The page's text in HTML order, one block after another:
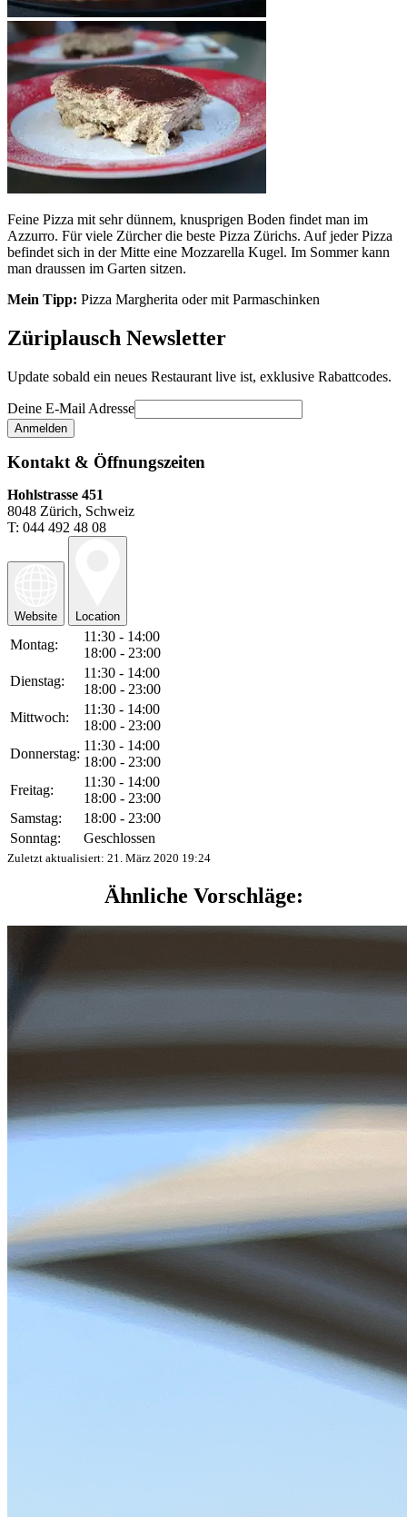
Feine Pizza mit sehr dünnem, knusprigen Boden findet man im
Azzurro. Für viele Zürcher die beste Pizza Zürichs. Auf jeder Pizza
befindet sich in der Mitte eine Mozzarella Kugel. Im Sommer kann
man draussen im Garten sitzen.
Mein Tipp: Pizza Margherita oder mit Parmaschinken
Züriplausch Newsletter
Update sobald ein neues Restaurant live ist, exklusive Rabattcodes.
Deine E-Mail Adresse
Kontakt & Öffnungszeiten
Hohlstrasse 451
8048 Zürich, Schweiz
T: 044 492 48 08
Website Location
Montag:
11:30 - 14:00
18:00 - 23:00
Dienstag:
11:30 - 14:00
18:00 - 23:00
Mittwoch:
11:30 - 14:00
18:00 - 23:00
Donnerstag:
11:30 - 14:00
18:00 - 23:00
Freitag:
11:30 - 14:00
18:00 - 23:00
Samstag:
18:00 - 23:00
Sonntag:
Geschlossen
Zuletzt aktualisiert: 21. März 2020 19:24
Ähnliche Vorschläge: